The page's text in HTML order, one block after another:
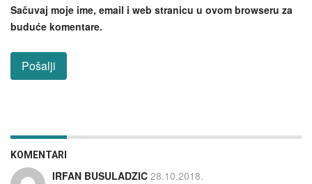
Sačuvaj moje ime, email i web stranicu u ovom browseru za
buduće komentare.
KOMENTARI
IRFAN BUSULADZIC 28.10.2018.